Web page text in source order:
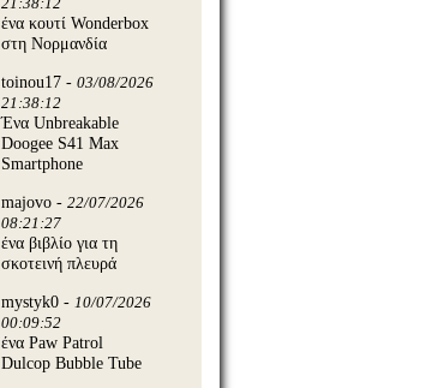
ένα κουτί Wonderbox
στη Νορμανδία
toinou17 - 03/08/2026
21:38:12
Ένα Unbreakable
Doogee S41 Max
Smartphone
majovo - 22/07/2026
08:21:27
ένα βιβλίο για τη
σκοτεινή πλευρά
mystyk0 - 10/07/2026
00:09:52
ένα Paw Patrol
Dulcop Bubble Tube